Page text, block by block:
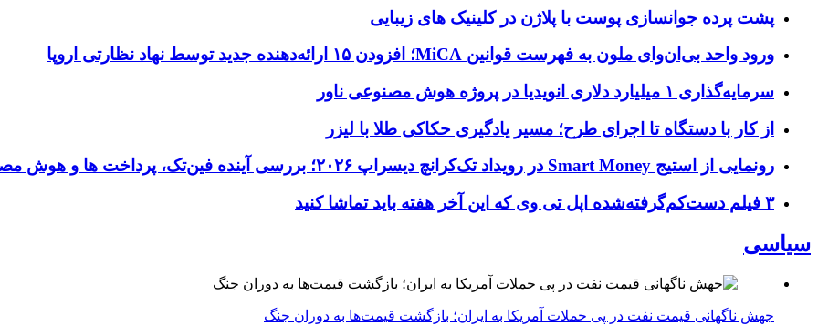
پشت پرده جوانسازی پوست با پلاژن در کلینیک های زیبایی
ورود واحد بی‌ان‌وای ملون به فهرست قوانین MiCA؛ افزودن ۱۵ ارائه‌دهنده جدید توسط نهاد نظارتی اروپا
سرمایه‌گذاری ۱ میلیارد دلاری انویدیا در پروژه هوش مصنوعی ناور
از کار با دستگاه تا اجرای طرح؛ مسیر یادگیری حکاکی طلا با لیزر
رونمایی از استیج Smart Money در رویداد تک‌کرانچ دیسراپ ۲۰۲۶؛ بررسی آینده فین‌تک، پرداخت‌ ها و هوش مصنوعی
۳ فیلم دست‌کم‌گرفته‌شده اپل تی وی که این آخر هفته باید تماشا کنید
سیاسی
جهش ناگهانی قیمت نفت در پی حملات آمریکا به ایران؛ بازگشت قیمت‌ها به دوران جنگ